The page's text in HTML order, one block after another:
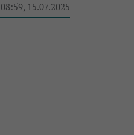
08:59, 15.07.2025